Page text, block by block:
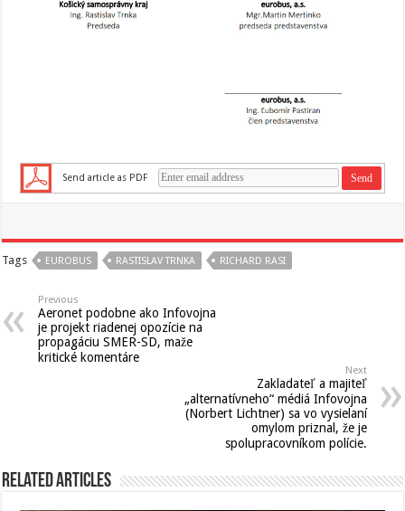
Send article as PDF
Tags EUROBUS RASTISLAV TRNKA RICHARD RASI
Previous
Aeronet podobne ako Infovojna
je projekt riadenej opozície na
propagáciu SMER-SD, maže
kritické komentáre
Next
Zakladateľ a majiteľ
„alternatívneho“ médiá Infovojna
(Norbert Lichtner) sa vo vysielaní
omylom priznal, že je
spolupracovníkom polície.
Related Articles